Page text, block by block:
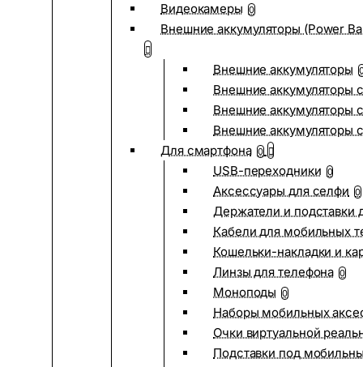
Видеокамеры 0
Внешние аккумуляторы (Power
Внешние аккумуляторы
Внешние аккумуляторы
Внешние аккумуляторы
Внешние аккумуляторы
Для смартфона 0
USB-переходники 0
Аксессуары для селфи 0
Держатели и подставки
Кабели для мобильных
Кошельки-накладки и
Линзы для телефона 0
Моноподы 0
Наборы мобильных
Очки виртуальной
Подставки под